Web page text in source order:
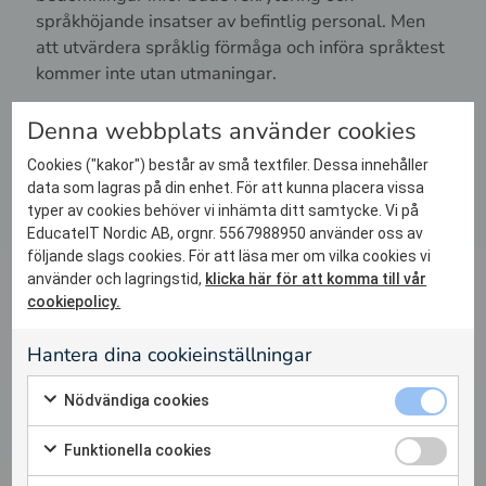
språkhöjande insatser av befintlig personal. Men
att utvärdera språklig förmåga och införa språktest
kommer inte utan utmaningar.
Språkliga utmaningar – och
deras lösningar
Det finns flera utmaningar kopplat till ett nytt
språkkrav för blivande och befintlig personal inom
äldreomsorgen. Det är i dagsläget en utmaning att
hitta personal med rätt kompetens. Höjda
språkkrav skulle kunna leda till personalbrist.
att egna språkliga bedömningar är tids- och
resurskrävande. För att möta det nya språkkravet
krävs rutiner och processer som klarar exempelvis
rekryteringstoppar. Det krävs dessutom både
erfarenhet och expertis att göra rättssäkra
Denna webbplats använder cookies
Cookies ("kakor") består av små textfiler. Dessa innehåller
data som lagras på din enhet. För att kunna placera vissa
typer av cookies behöver vi inhämta ditt samtycke. Vi på
EducateIT Nordic AB, orgnr. 5567988950 använder oss av
följande slags cookies. För att läsa mer om vilka cookies vi
använder och lagringstid, klicka här för att komma till vår
cookiepolicy.
Hantera dina cookieinställningar
Nödvändiga cookies
Markera för att samtycka till användning av Nödvändiga
Funktionella cookies
Markera för att samtycka till användning av Funktionella